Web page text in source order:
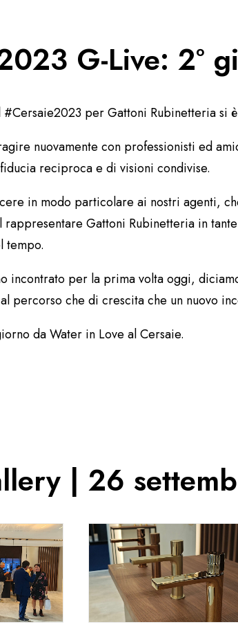
G-Live: 2°
per Gattoni Rubinetteria si è
nuovamente con professionisti ed
reciproca e di visioni condivise.
in modo particolare ai nostri agenti,
rappresentare Gattoni Rubinetteria in
tempo.
incontrato per la prima volta oggi,
percorso che di crescita che un nuovo
da Water in Love al Cersaie.
| 26